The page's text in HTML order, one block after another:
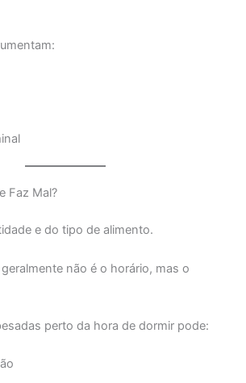
Faz Mal?
e do tipo de alimento.
não é o horário, mas o
perto da hora de dormir pode: